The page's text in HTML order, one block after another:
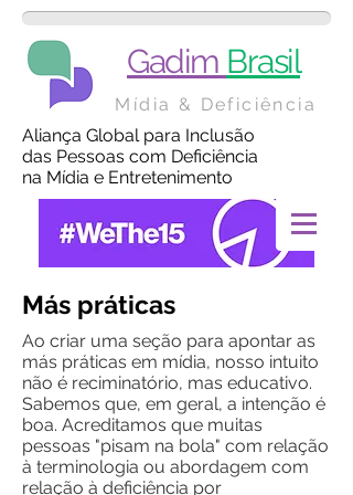
Gadim Brasil
Mídia & Deficiência
Aliança Global para Inclusão
das Pessoas com Deficiência
na Mídia e Entretenimento
Ao criar uma seção para apontar as
más práticas em mídia, nosso intuito
não é reciminatório, mas educativo.
Sabemos que, em geral, a intenção é
boa. Acreditamos que muitas
pessoas "pisam na bola" com relação
à terminologia ou abordagem com
relação à deficiência por
Más práticas